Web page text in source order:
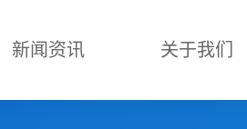
新闻资讯 关于我们